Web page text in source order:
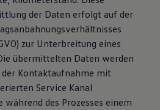
der Daten erfolgt auf der
zur Unterbreitung eines
übermittelten Daten werden
der Kontaktaufnahme mit
Service Kanal
während des Prozesses einem